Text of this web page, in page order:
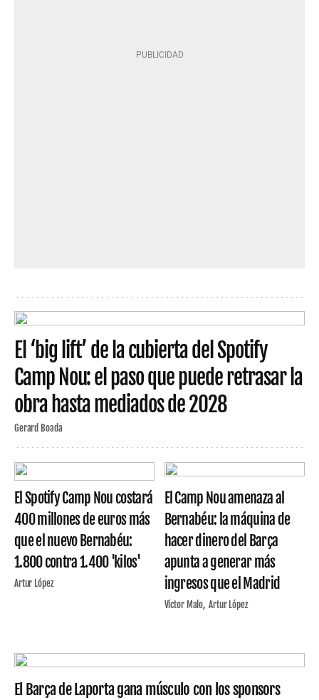
El ‘big lift’ de la cubierta del Spotify
Camp Nou: el paso que puede retrasar la
obra hasta mediados de 2028
Gerard Boada
El Spotify Camp Nou costará
400 millones de euros más
que el nuevo Bernabéu:
1.800 contra 1.400 'kilos'
Artur López
El Camp Nou amenaza al
Bernabéu: la máquina de
hacer dinero del Barça
apunta a generar más
ingresos que el Madrid
Víctor Malo Artur López
El Barça de Laporta gana músculo con los sponsors